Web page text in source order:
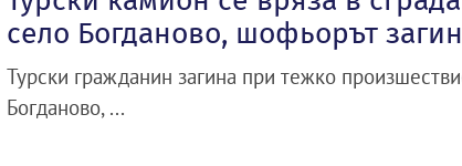
село Богданово, шофьорът
Турски гражданин загина при тежко
Богданово, ...